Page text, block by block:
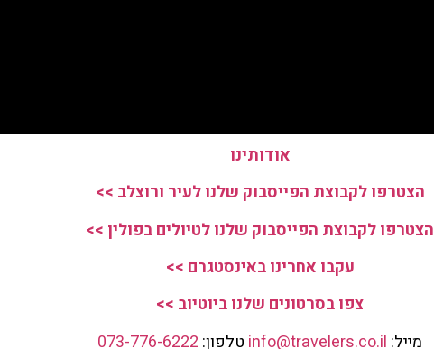
אודותינו
הצטרפו לקבוצת הפייסבוק שלנו לעיר ורוצלב >>
הצטרפו לקבוצת הפייסבוק שלנו לטיולים בפולין >>
עקבו אחרינו באינסטגרם >>
צפו בסרטונים שלנו ביוטיוב >>
מייל:
טלפון: 073-776-6222